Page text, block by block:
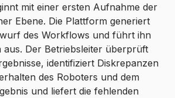
mit einer ersten Aufnahme der
Ebene. Die Plattform generiert
des Workflows und führt ihn
aus. Der Betriebsleiter überprüft
identifiziert Diskrepanzen
des Roboters und dem
und liefert die fehlenden